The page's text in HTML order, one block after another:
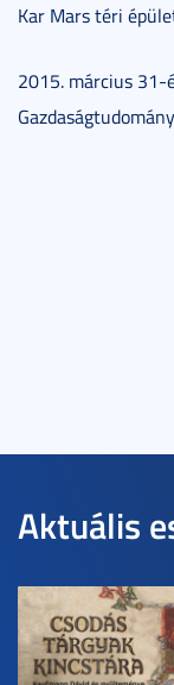
Kar Mars téri
2015. március 31-
Aktuális